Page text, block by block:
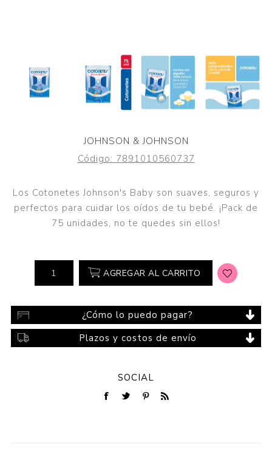
JOHNSON & JOHNSON
Código: 7891010560737
Los Cotonetes Johnson's Baby son suaves, seguros y
perfectos para cuidar los oídos de tu bebé. ¡Pack de
75 unidades, no te quedes sin ellos!
AGREGAR AL CARRITO
¿Cómo lo puedo pagar?
Plazos y costos de envío
SOCIAL